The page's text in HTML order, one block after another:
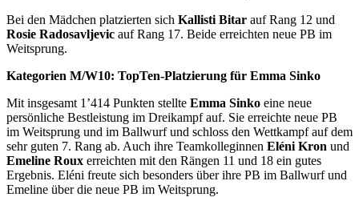
Bei den Mädchen platzierten sich Kallisti Bitar auf Rang 12 und
Rosie Radosavljevic auf Rang 17. Beide erreichten neue PB im
Weitsprung.
Kategorien M/W10: TopTen-Platzierung für Emma Sinko
Mit insgesamt 1’414 Punkten stellte Emma Sinko eine neue
persönliche Bestleistung im Dreikampf auf. Sie erreichte neue PB
im Weitsprung und im Ballwurf und schloss den Wettkampf auf dem
sehr guten 7. Rang ab. Auch ihre Teamkolleginnen Eléni Kron und
Emeline Roux erreichten mit den Rängen 11 und 18 ein gutes
Ergebnis. Eléni freute sich besonders über ihre PB im Ballwurf und
Emeline über die neue PB im Weitsprung.